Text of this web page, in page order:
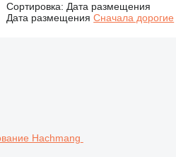
Сортировка: Дата размещения
Дата размещения Сначала дорогие